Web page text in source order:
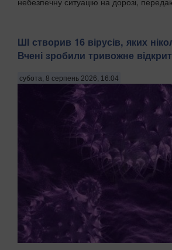
ШІ створив 16 вірусів, яких
Вчені зробили тривожне
субота, 8 серпень 2026, 16:04